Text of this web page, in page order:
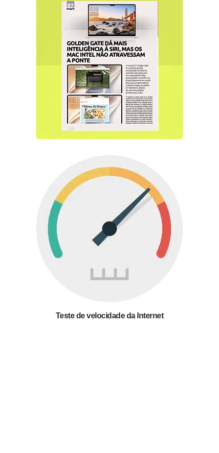
Teste de velocidade da Internet